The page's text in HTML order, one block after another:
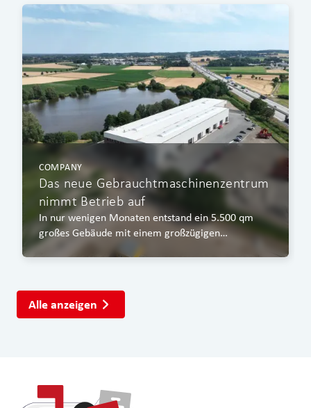
COMPANY
Das neue Gebrauchtmaschinenzentrum
nimmt Betrieb auf
In nur wenigen Monaten entstand ein 5.500 qm
großes Gebäude mit einem großzügigen
Werkstattbereich, einem überdachten Waschplatz
Alle anzeigen